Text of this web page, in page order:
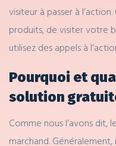
visiteur à passer à
produits, de visiter votre
utilisez des appels à
Pourquoi et
solution
Comme nous l’avons dit,
marchand.